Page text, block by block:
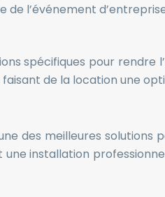
l’événement
spécifiques pour
de la location une
des meilleures
installation